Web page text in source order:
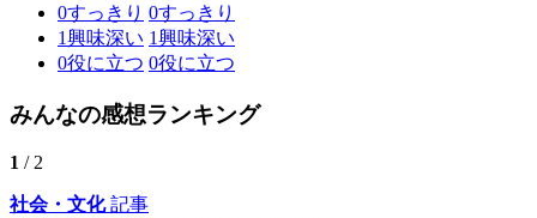
0すっきり 0すっきり
1興味深い 1興味深い
0役に立つ 0役に立つ
みんなの感想ランキング
1 / 2
社会・文化記事